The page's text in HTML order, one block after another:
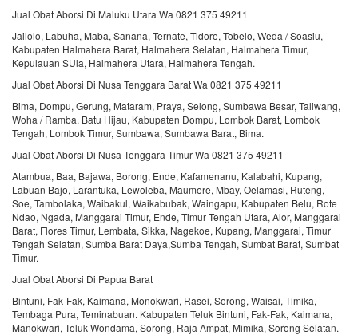
Jual Obat Aborsi Di Maluku Utara Wa 0821 375 49211
Jailolo, Labuha, Maba, Sanana, Ternate, Tidore, Tobelo, Weda / Soasiu,
Kabupaten Halmahera Barat, Halmahera Selatan, Halmahera Timur,
Kepulauan SUla, Halmahera Utara, Halmahera Tengah.
Jual Obat Aborsi Di Nusa Tenggara Barat Wa 0821 375 49211
Bima, Dompu, Gerung, Mataram, Praya, Selong, Sumbawa Besar, Taliwang,
Woha / Ramba, Batu Hijau, Kabupaten Dompu, Lombok Barat, Lombok
Tengah, Lombok Timur, Sumbawa, Sumbawa Barat, Bima.
Jual Obat Aborsi Di Nusa Tenggara Timur Wa 0821 375 49211
Atambua, Baa, Bajawa, Borong, Ende, Kafamenanu, Kalabahi, Kupang,
Labuan Bajo, Larantuka, Lewoleba, Maumere, Mbay, Oelamasi, Ruteng,
Soe, Tambolaka, Waibakul, Waikabubak, Waingapu, Kabupaten Belu, Rote
Ndao, Ngada, Manggarai Timur, Ende, Timur Tengah Utara, Alor, Manggarai
Barat, Flores Timur, Lembata, Sikka, Nagekoe, Kupang, Manggarai, Timur
Tengah Selatan, Sumba Barat Daya,Sumba Tengah, Sumbat Barat, Sumbat
Timur.
Jual Obat Aborsi Di Papua Barat
Bintuni, Fak-Fak, Kaimana, Monokwari, Rasei, Sorong, Waisai, Timika,
Tembaga Pura, Teminabuan. Kabupaten Teluk Bintuni, Fak-Fak, Kaimana,
Manokwari, Teluk Wondama, Sorong, Raja Ampat, Mimika, Sorong Selatan.